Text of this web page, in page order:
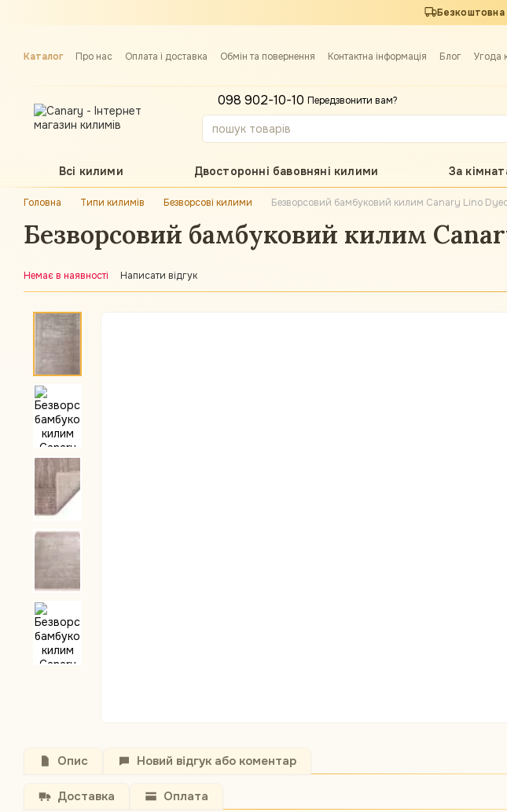
Безкоштовна
Каталог Про нас Оплата і доставка Обмін та повернення Контактна інформація Блог Угода
098 902-10-10 Передзвонити вам?
Всі килими Двосторонні бавовняні килими За
Головна Типи килимів Безворсові килими Безворсовий бамбуковий килим Canary Lino
Безворсовий бамбуковий килим
Немає в наявності Написати відгук
Опис Новий відгук або коментар
Доставка Оплата